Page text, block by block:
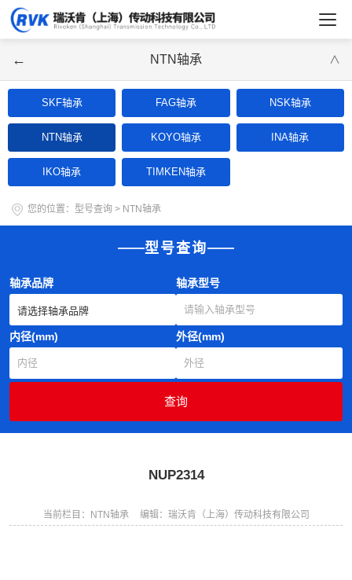
← NTN轴承 ∨
SKF轴承 FAG轴承 NSK轴承
NTN轴承 KOYO轴承 INA轴承
IKO轴承 TIMKEN轴承
您的位置： 型号查询 > NTN轴承
型号查询
轴承品牌 轴承型号
内径(mm) 外径(mm)
NUP2314
当前栏目：NTN轴承 编辑：瑞沃肯（上海）传动科技有限公司